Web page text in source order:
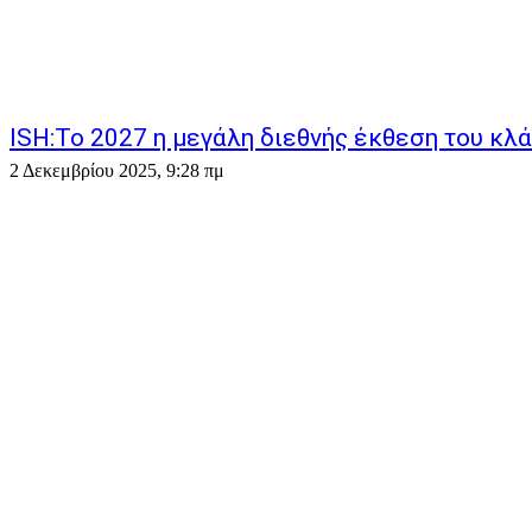
ISH:Το 2027 η μεγάλη διεθνής έκθεση του
2 Δεκεμβρίου 2025, 9:28 πμ